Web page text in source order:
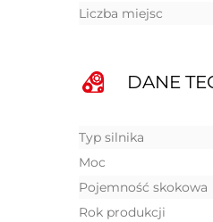
Liczba miejsc
DANE
Typ silnika
Moc
Pojemność skokowa
Rok produkcji